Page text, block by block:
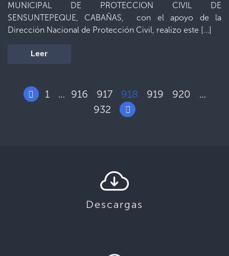
MUNICIPAL DE PROTECCION CIVIL DE
SENSUNTEPEQUE, CABAÑAS, con el apoyo de la
Dirección Nacional de Protección Civil, realizo este […]
Leer
1 … 916 917 918 919 920 …
932
Descargas